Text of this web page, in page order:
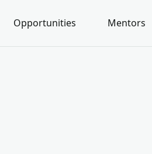
Opportunities Mentors